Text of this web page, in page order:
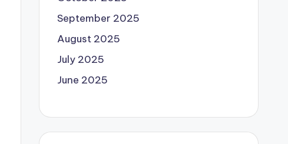
September 2025
August 2025
July 2025
June 2025